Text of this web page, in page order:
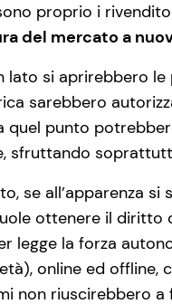
proprio i
del mercato a
lato si aprirebbero
sarebbero
quel punto
sfruttando
se all’apparenza
ottenere il
legge la forza
online ed
non riuscirebbero a